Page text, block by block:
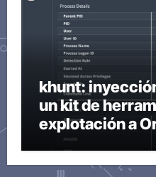
khunt:
un kit de
explotación a